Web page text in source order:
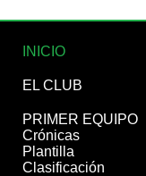
INICIO
EL CLUB
PRIMER EQUIPO
Crónicas
Plantilla
Clasificación